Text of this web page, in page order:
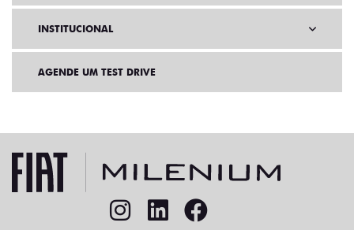
INSTITUCIONAL
AGENDE UM TEST DRIVE